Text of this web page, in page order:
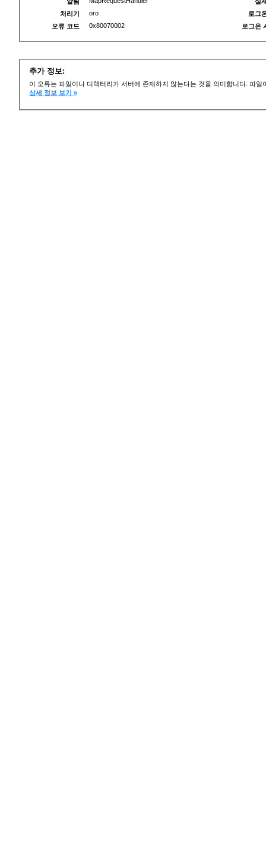
처리기
oro
오류 코드
0x80070002
로그
로그온
추가 정보:
이 오류는 파일이나 디렉터리가 서버에 존재하지 않는다는 것을 의미합니다. 파
상세 정보 보기 »